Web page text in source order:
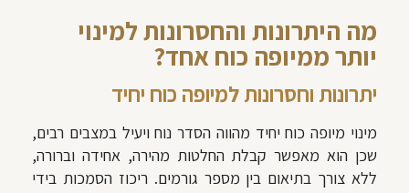
מה היתרונות והחסרונות למינוי
יותר ממיופה כוח אחד?
יתרונות וחסרונות למיופה כוח יחיד
מינוי מיופה כוח יחיד מהווה הסדר נוח ויעיל במצבים רבים,
שכן הוא מאפשר קבלת החלטות מהירה, אחידה וברורה,
ללא צורך בתיאום בין מספר גורמים. ריכוז הסמכות בידי